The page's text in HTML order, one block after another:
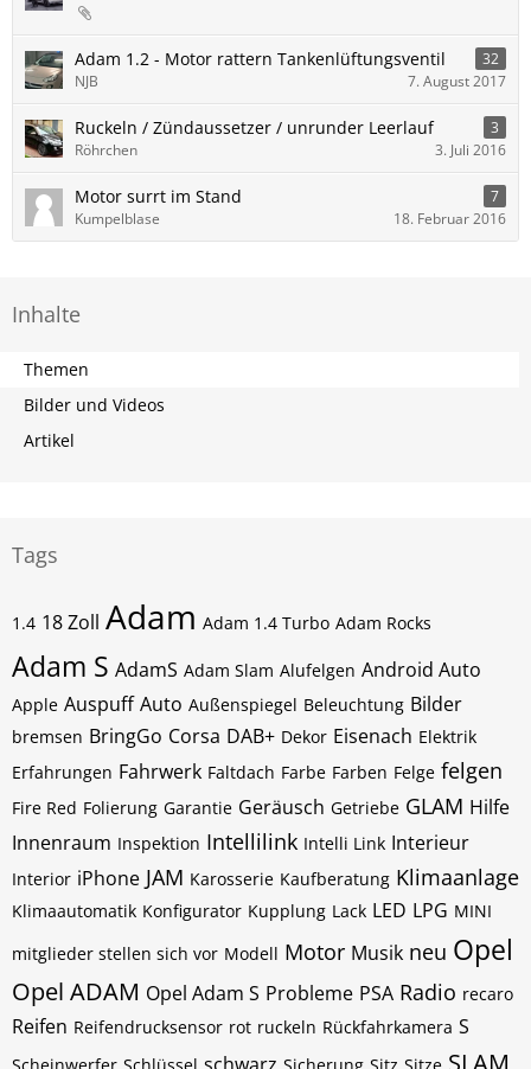
Adam 1.2 - Motor rattern Tankenlüftungsventil
32
NJB
7. August 2017
Ruckeln / Zündaussetzer / unrunder Leerlauf
3
Röhrchen
3. Juli 2016
Motor surrt im Stand
7
Kumpelblase
18. Februar 2016
Inhalte
Themen
Bilder und Videos
Artikel
Tags
1.4 18 Zoll Adam Adam 1.4 Turbo Adam Rocks
Adam S AdamS Adam Slam Alufelgen Android Auto
Apple Auspuff Auto Außenspiegel Beleuchtung Bilder
bremsen BringGo Corsa DAB+ Dekor Eisenach Elektrik
Erfahrungen Fahrwerk Faltdach Farbe Farben Felge felgen
Fire Red Folierung Garantie Geräusch Getriebe GLAM Hilfe
Innenraum Inspektion Intellilink Intelli Link Interieur
Interior iPhone JAM Karosserie Kaufberatung Klimaanlage
Klimaautomatik Konfigurator Kupplung Lack LED LPG MINI
mitglieder stellen sich vor Modell Motor Musik neu Opel
Opel ADAM Opel Adam S Probleme PSA Radio recaro
Reifen Reifendrucksensor rot ruckeln Rückfahrkamera S
SLAM